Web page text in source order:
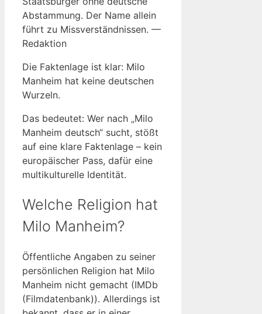
Abstammung. Der Name allein
führt zu Missverständnissen. —
Redaktion
Die Faktenlage ist klar: Milo
Manheim hat keine deutschen
Wurzeln.
Das bedeutet: Wer nach „Milo
Manheim deutsch“ sucht, stößt
auf eine klare Faktenlage – kein
europäischer Pass, dafür eine
multikulturelle Identität.
Welche Religion hat
Milo Manheim?
Öffentliche Angaben zu seiner
persönlichen Religion hat Milo
Manheim nicht gemacht (IMDb
(Filmdatenbank)). Allerdings ist